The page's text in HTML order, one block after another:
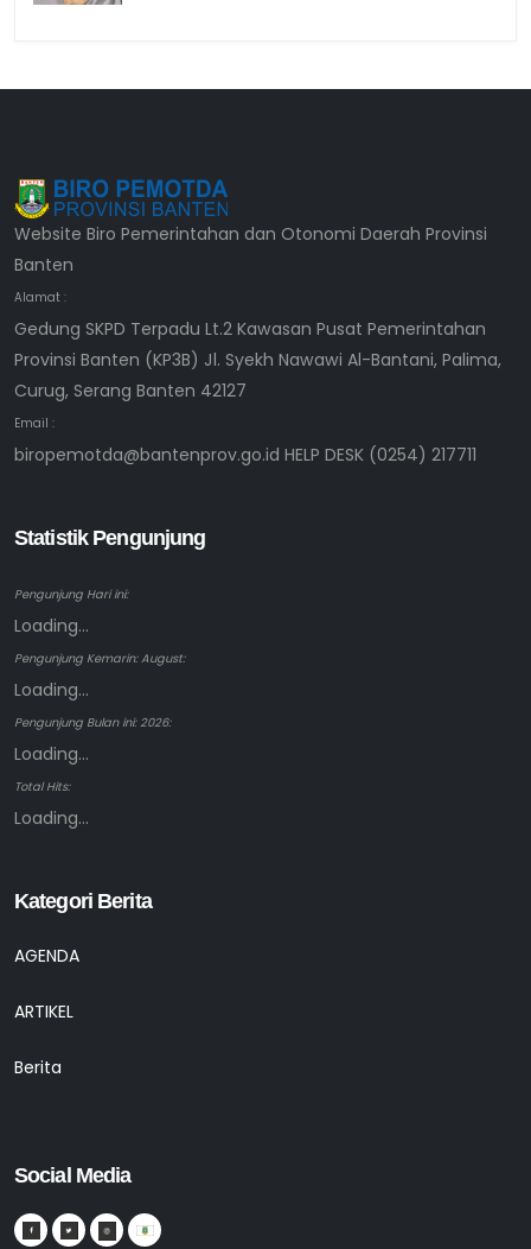
Website Biro Pemerintahan dan Otonomi Daerah Provinsi
Banten
Alamat :
Gedung SKPD Terpadu Lt.2 Kawasan Pusat Pemerintahan
Provinsi Banten (KP3B) Jl. Syekh Nawawi Al-Bantani, Palima,
Curug, Serang Banten 42127
Email :
biropemotda@bantenprov.go.id HELP DESK (0254) 217711
Statistik Pengunjung
Pengunjung Hari ini:
Loading...
Pengunjung Kemarin: August:
Loading...
Pengunjung Bulan ini: 2026:
Loading...
Total Hits:
Loading...
Kategori Berita
AGENDA
ARTIKEL
Berita
Social Media